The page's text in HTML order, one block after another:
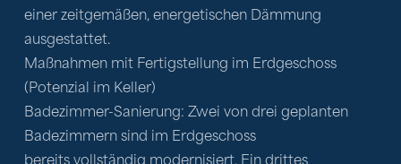
einer zeitgemäßen, energetischen Dämmung
ausgestattet.
Maßnahmen mit Fertigstellung im Erdgeschoss
(Potenzial im Keller)
Badezimmer-Sanierung: Zwei von drei geplanten
Badezimmern sind im Erdgeschoss
bereits vollständig modernisiert. Ein drittes